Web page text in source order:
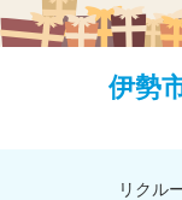
伊勢
リクル